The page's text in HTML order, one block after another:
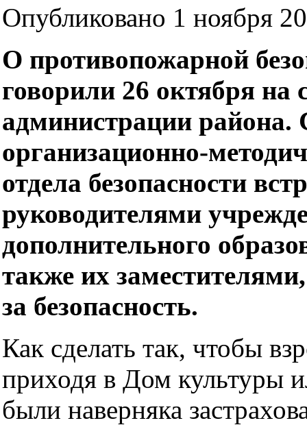
Опубликовано 1 ноября
О противопожарной
говорили 26 октября на
администрации района.
организационно-
отдела безопасности
руководителями
дополнительного
также их
за безопасность.
Как сделать так, чтобы
приходя в Дом культуры
были наверняка